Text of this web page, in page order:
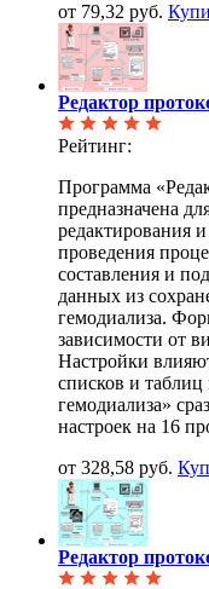
от 79,32 руб.
Редактор
Рейтинг:
Программа
предназначена
редактирования
проведения
составления и
данных из
гемодиализа.
зависимости от
Настройки
списков и таблиц
гемодиализа»
настроек на 16
от 328,58 руб.
Редактор